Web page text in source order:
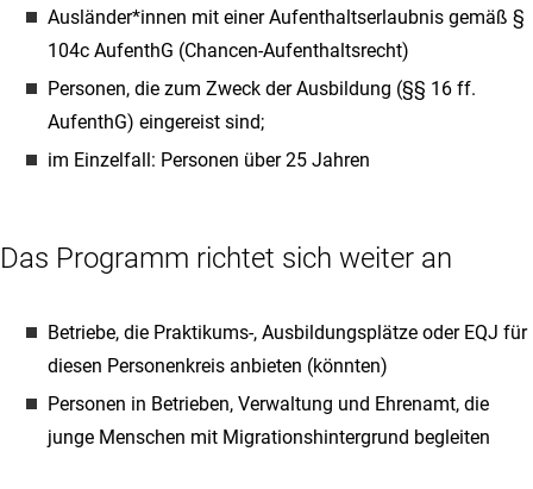
Ausländer*innen mit einer Aufenthaltserlaubnis gemäß §
104c AufenthG (Chancen-Aufenthaltsrecht)
Personen, die zum Zweck der Ausbildung (§§ 16 ff.
AufenthG) eingereist sind;
im Einzelfall: Personen über 25 Jahren
Das Programm richtet sich weiter an
Betriebe, die Praktikums-, Ausbildungsplätze oder EQJ für
diesen Personenkreis anbieten (könnten)
Personen in Betrieben, Verwaltung und Ehrenamt, die
junge Menschen mit Migrationshintergrund begleiten